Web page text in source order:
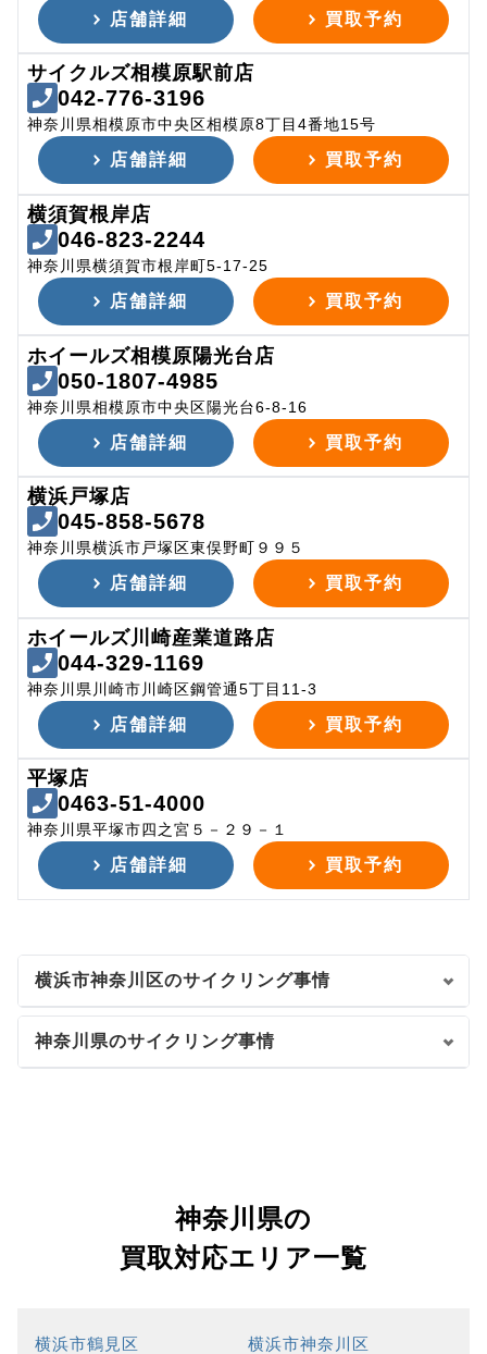
店舗詳細 買取予約
サイクルズ相模原駅前店
042-776-3196
神奈川県相模原市中央区相模原8丁目4番地15号
店舗詳細 買取予約
横須賀根岸店
046-823-2244
神奈川県横須賀市根岸町5-17-25
店舗詳細 買取予約
ホイールズ相模原陽光台店
050-1807-4985
神奈川県相模原市中央区陽光台6-8-16
店舗詳細 買取予約
横浜戸塚店
045-858-5678
神奈川県横浜市戸塚区東俣野町９９５
店舗詳細 買取予約
ホイールズ川崎産業道路店
044-329-1169
神奈川県川崎市川崎区鋼管通5丁目11-3
店舗詳細 買取予約
平塚店
0463-51-4000
神奈川県平塚市四之宮５－２９－１
店舗詳細 買取予約
横浜市神奈川区のサイクリング事情
神奈川県のサイクリング事情
神奈川県の
買取対応エリア一覧
横浜市鶴見区 横浜市神奈川区